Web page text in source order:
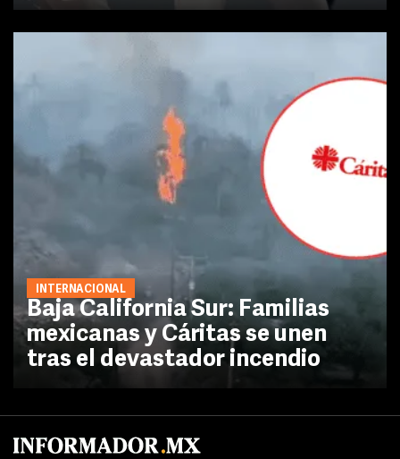
INTERNACIONAL
Baja California Sur: Familias
mexicanas y Cáritas se unen
tras el devastador incendio